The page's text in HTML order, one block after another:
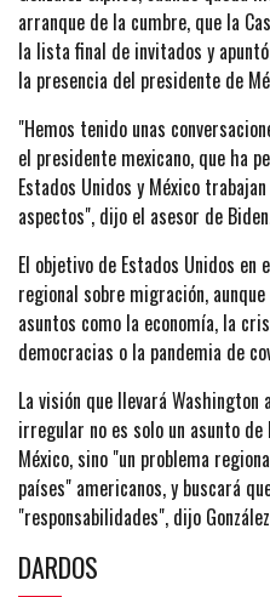
arranque de la cumbre, que la
la lista final de invitados y
la presencia del presidente de
"Hemos tenido unas
el presidente mexicano, que ha
Estados Unidos y México
aspectos", dijo el asesor de
El objetivo de Estados Unidos
regional sobre migración,
asuntos como la economía, la
democracias o la pandemia de
La visión que llevará
irregular no es solo un asunto
México, sino "un problema
países" americanos, y buscará
"responsabilidades", dijo
DARDOS